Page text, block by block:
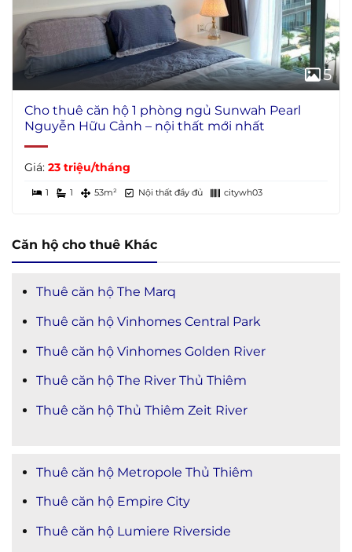
5
Cho thuê căn hộ 1 phòng ngủ Sunwah Pearl
Nguyễn Hữu Cảnh – nội thất mới nhất
Giá: 23 triệu/tháng
1 1 53m² Nội thất đầy đủ citywh03
Căn hộ cho thuê Khác
Thuê căn hộ The Marq
Thuê căn hộ Vinhomes Central Park
Thuê căn hộ Vinhomes Golden River
Thuê căn hộ The River Thủ Thiêm
Thuê căn hộ Thủ Thiêm Zeit River
Thuê căn hộ Metropole Thủ Thiêm
Thuê căn hộ Empire City
Thuê căn hộ Lumiere Riverside